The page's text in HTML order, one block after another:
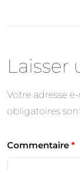
Votre adresse
obligatoires
Commentaire *